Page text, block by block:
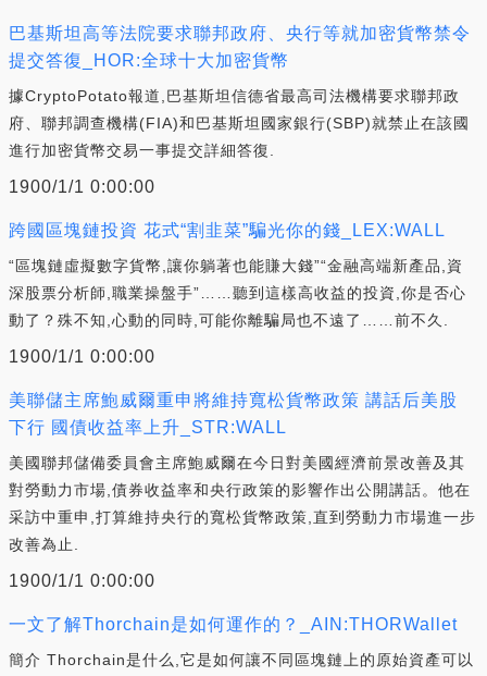
巴基斯坦高等法院要求聯邦政府、央行等就加密貨幣禁令
提交答復_HOR:全球十大加密貨幣
據CryptoPotato報道,巴基斯坦信德省最高司法機構要求聯邦政
府、聯邦調查機構(FIA)和巴基斯坦國家銀行(SBP)就禁止在該國
進行加密貨幣交易一事提交詳細答復.
1900/1/1 0:00:00
跨國區塊鏈投資 花式“割韭菜”騙光你的錢_LEX:WALL
“區塊鏈虛擬數字貨幣,讓你躺著也能賺大錢”“金融高端新產品,資
深股票分析師,職業操盤手”……聽到這樣高收益的投資,你是否心
動了？殊不知,心動的同時,可能你離騙局也不遠了……前不久.
1900/1/1 0:00:00
美聯儲主席鮑威爾重申將維持寬松貨幣政策 講話后美股
下行 國債收益率上升_STR:WALL
美國聯邦儲備委員會主席鮑威爾在今日對美國經濟前景改善及其
對勞動力市場,債券收益率和央行政策的影響作出公開講話。他在
采訪中重申,打算維持央行的寬松貨幣政策,直到勞動力市場進一步
改善為止.
1900/1/1 0:00:00
一文了解Thorchain是如何運作的？_AIN:THORWallet
簡介 Thorchain是什么,它是如何讓不同區塊鏈上的原始資產可以